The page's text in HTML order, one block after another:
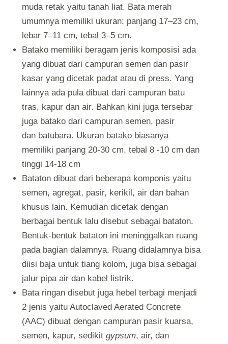
muda retak yaitu tanah liat. Bata merah
umumnya memiliki ukuran: panjang 17–23 cm,
lebar 7–11 cm, tebal 3–5 cm.
Batako memiliki beragam jenis komposisi ada
yang dibuat dari campuran semen dan pasir
kasar yang dicetak padat atau di press. Yang
lainnya ada pula dibuat dari campuran batu
tras, kapur dan air. Bahkan kini juga tersebar
juga batako dari campuran semen, pasir
dan batubara. Ukuran batako biasanya
memiliki panjang 20-30 cm, tebal 8 -10 cm dan
tinggi 14-18 cm
Bataton dibuat dari beberapa komponis yaitu
semen, agregat, pasir, kerikil, air dan bahan
khusus lain. Kemudian dicetak dengan
berbagai bentuk lalu disebut sebagai bataton.
Bentuk-bentuk bataton ini meninggalkan ruang
pada bagian dalamnya. Ruang didalamnya bisa
diisi baja untuk tiang kolom, juga bisa sebagai
jalur pipa air dan kabel listrik.
Bata ringan disebut juga hebel terbagi menjadi
2 jenis yaitu Autoclaved Aerated Concrete
(AAC) dibuat dengan campuran pasir kuarsa,
semen, kapur, sedikit gypsum, air, dan